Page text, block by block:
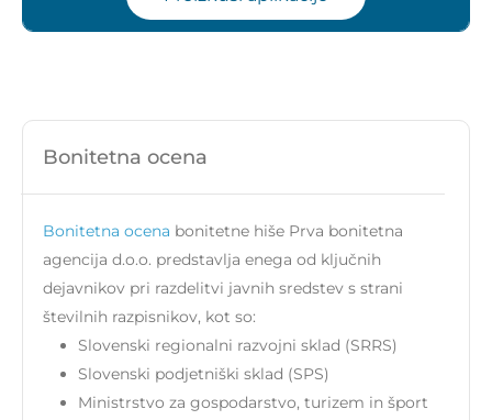
Bonitetna ocena
Bonitetna ocena bonitetne hiše Prva bonitetna
agencija d.o.o. predstavlja enega od ključnih
dejavnikov pri razdelitvi javnih sredstev s strani
številnih razpisnikov, kot so:
Slovenski regionalni razvojni sklad (SRRS)
Slovenski podjetniški sklad (SPS)
Ministrstvo za gospodarstvo, turizem in šport